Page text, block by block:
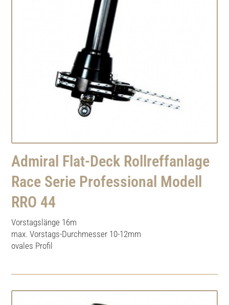
Admiral Flat-Deck Rollreffanlage
Race Serie Professional Modell
RRO 44
Vorstagslänge 16m
max. Vorstags-Durchmesser 10-12mm
ovales Profil